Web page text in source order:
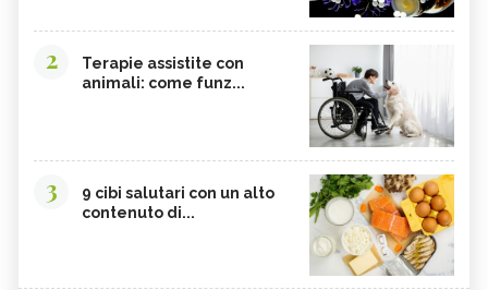
2
Terapie assistite con
animali: come funz...
3
9 cibi salutari con un alto
contenuto di...